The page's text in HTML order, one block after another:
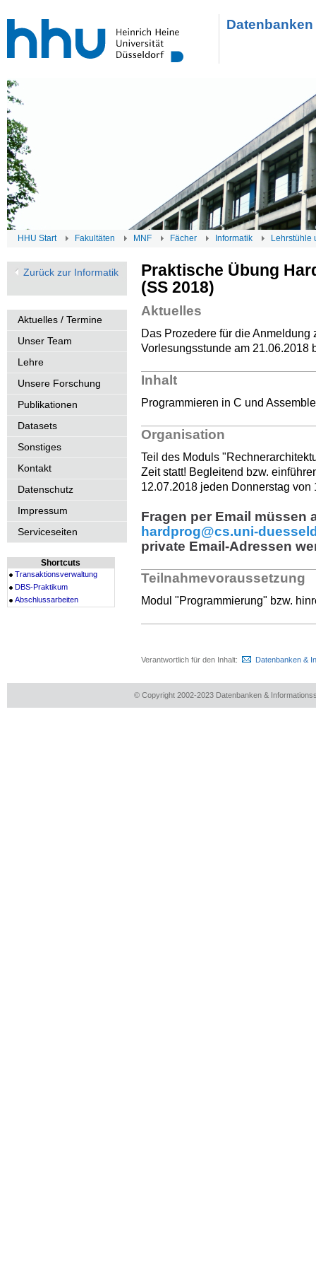
HHU Start Fakultäten MNF Fächer Informatik Lehrstühle
Zurück zur Informatik
Aktuelles / Termine
Unser Team
Lehre
Unsere Forschung
Publikationen
Datasets
Sonstiges
Kontakt
Datenschutz
Impressum
Serviceseiten
Shortcuts
Transaktionsverwaltung
DBS-Praktikum
Abschlussarbeiten
Praktische Übung
(SS 2018)
Aktuelles
Das Prozedere für die
Vorlesungsstunde am 21.06.2018
Inhalt
Programmieren in C und
Organisation
Teil des Moduls
Zeit statt! Begleitend bzw.
12.07.2018 jeden Donnerstag
Fragen per Email müssen
hardprog@cs.uni-
private Email-Adressen
Teilnahmevoraussetzung
Modul "Programmierung" bzw.
Verantwortlich für den Inhalt: Datenbanken &
© Copyright 2002-2023 Datenbanken &